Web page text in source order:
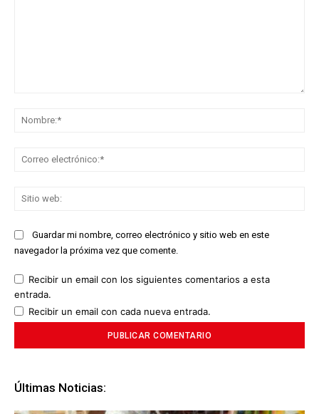
Guardar mi nombre, correo electrónico y sitio web en este
navegador la próxima vez que comente.
Recibir un email con los siguientes comentarios a esta
entrada.
Recibir un email con cada nueva entrada.
Últimas Noticias: